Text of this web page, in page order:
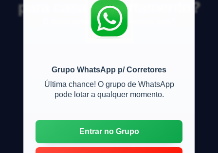
Grupo WhatsApp p/ Corretores
Última chance! O grupo de WhatsApp
pode lotar a qualquer momento.
Entrar no Grupo
para casa e apartamento?
O financiamento cobra a mesma taxa?